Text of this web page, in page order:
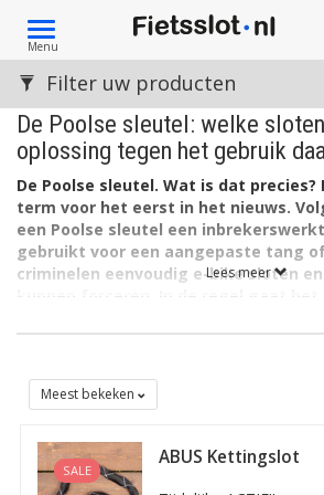
Toggle
navigation
Menu
De Poolse sleutel: welke
oplossing tegen het gebruik
De Poolse sleutel. Wat is dat precies?
term voor het eerst in het nieuws.
een Poolse sleutel een
gebruikt voor een aangepaste tang
criminelen eenvoudig e-bike sloten
In tegenstelling tot de reguliere
aangepast om diefstal te vergemakkelijken.
Hoe werkt een Poolse sleutel bij
Criminelen gebruiken de Poolse sleutel
Lees meer
Filter uw producten
Meest bekeken
SALE
ABUS Kettingslot
Iven Chain 8210